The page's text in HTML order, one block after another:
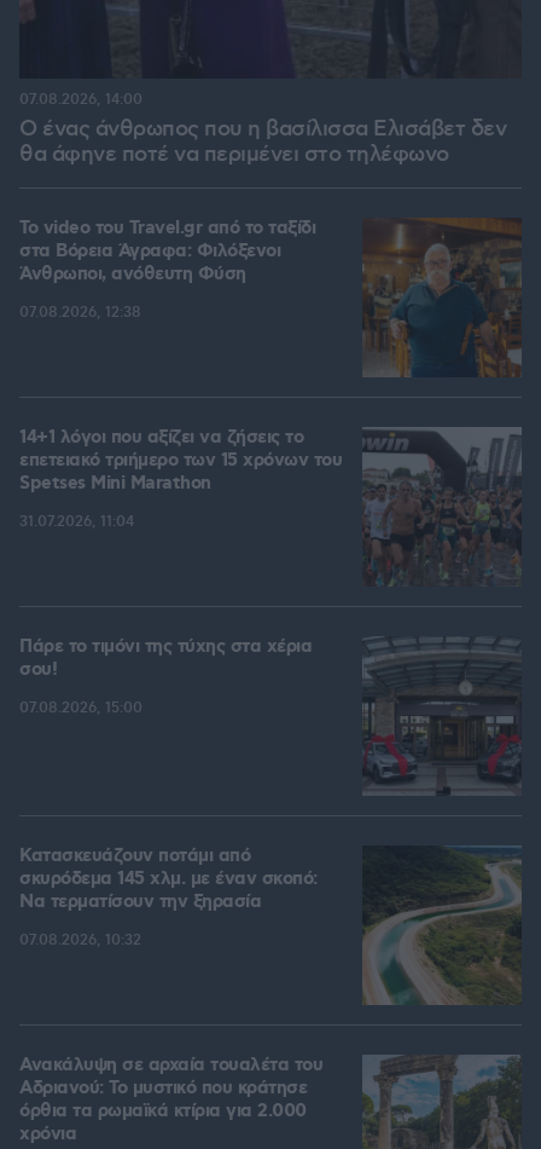
Ο ένας άνθρωπος που η βασίλισσα Ελισάβετ δεν
θα άφηνε ποτέ να περιμένει στο τηλέφωνο
07.08.2026, 14:00
To video του Travel.gr από το ταξίδι
στα Βόρεια Άγραφα: Φιλόξενοι
Άνθρωποι, ανόθευτη Φύση
07.08.2026, 12:38
14+1 λόγοι που αξίζει να ζήσεις το
επετειακό τριήμερο των 15 χρόνων του
Spetses Mini Marathon
31.07.2026, 11:04
Πάρε το τιμόνι της τύχης στα χέρια
σου!
07.08.2026, 15:00
Κατασκευάζουν ποτάμι από
σκυρόδεμα 145 χλμ. με έναν σκοπό:
Να τερματίσουν την ξηρασία
07.08.2026, 10:32
Ανακάλυψη σε αρχαία τουαλέτα του
Αδριανού: Το μυστικό που κράτησε
όρθια τα ρωμαϊκά κτίρια για 2.000
χρόνια